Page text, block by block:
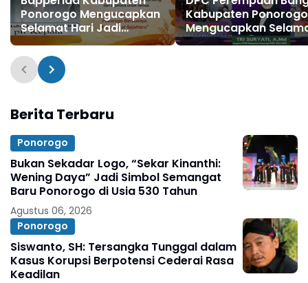
Ponorogo Mengucapkan
Selamat Hari Jadi
Kabupaten Ponorogo ke
530, 11 Agustus 1496 - 11
Agustus 2026
Kabupaten Ponorogo
Mengucapkan
dan Sukses Grebeg
Berita Terbaru
Ponorogo
Bukan Sekadar Logo, “Sekar Kinanthi:
Wening Daya” Jadi Simbol Semangat
Baru Ponorogo di Usia 530 Tahun
Agustus 06, 2026
Ponorogo
Siswanto, SH: Tersangka Tunggal dalam
Kasus Korupsi Berpotensi Cederai Rasa
Keadilan